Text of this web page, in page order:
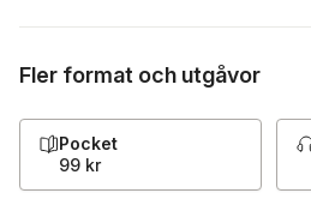
Fler format och utgåvor
Pocket
99 kr